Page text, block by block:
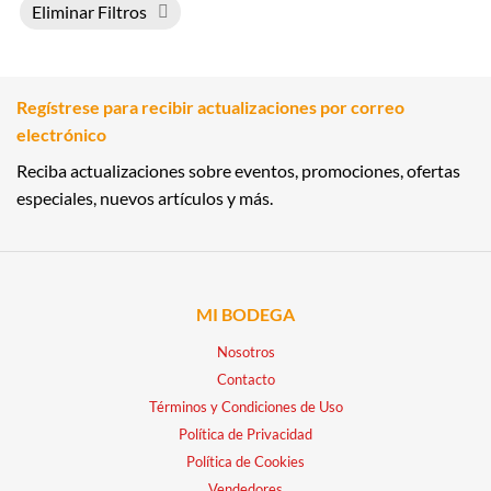
Eliminar Filtros
Regístrese para recibir actualizaciones por correo
electrónico
Reciba actualizaciones sobre eventos, promociones, ofertas
especiales, nuevos artículos y más.
MI BODEGA
Nosotros
Contacto
Términos y Condiciones de Uso
Política de Privacidad
Política de Cookies